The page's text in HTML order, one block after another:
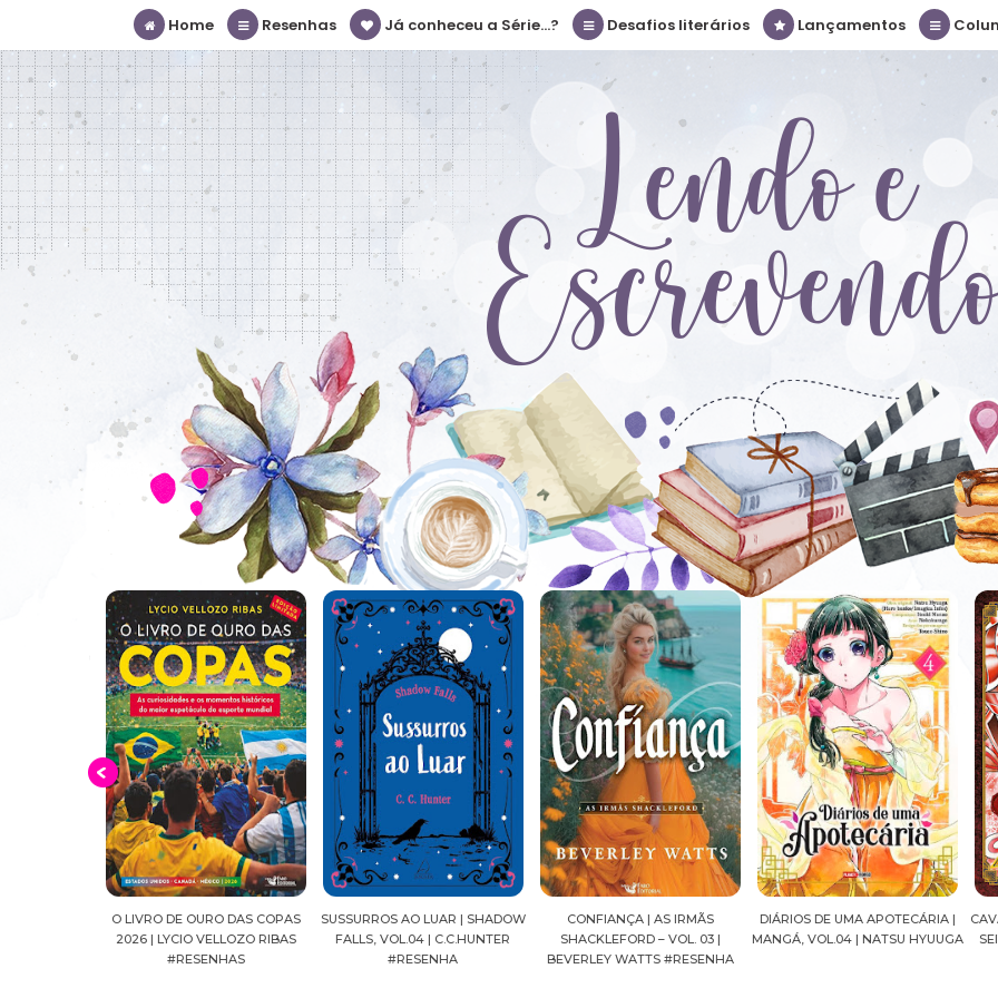
Home Resenhas Já conheceu a Série...? Desafios literários Lançamentos
SUSSURROS AO LUAR | SHADOW
FALLS, VOL.04 | C.C.HUNTER
#RESENHA
CONFIANÇA | AS IRMÃS
SHACKLEFORD – VOL. 03 |
BEVERLEY WATTS #RESENHA
DIÁRIOS DE UMA APOTECÁRIA |
MANGÁ, VOL.04 | NATSU HYUUGA
CAVALEIROS DO ZODÍACO: SAINT
SEIYA FINAL EDITION | VOL. 05 |